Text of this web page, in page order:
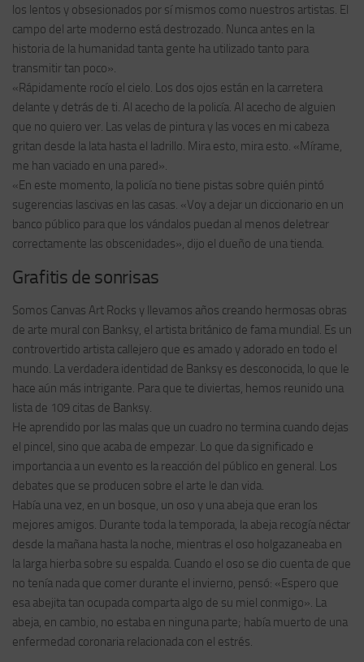
los lentos y obsesionados por sí mismos como nuestros artistas. El
campo del arte moderno está destrozado. Nunca antes en la
historia de la humanidad tanta gente ha utilizado tanto para
transmitir tan poco».
«Rápidamente rocío el cielo. Los dos ojos están en la carretera
delante y detrás de ti. Al acecho de la policía. Al acecho de alguien
que no quiero ver. Las velas de pintura y las voces en mi cabeza
gritan desde la lata hasta el ladrillo. Mira esto, mira esto. «Mírame,
me han vaciado en una pared».
«En este momento, la policía no tiene pistas sobre quién pintó
sugerencias lascivas en las casas. «Voy a dejar un diccionario en un
banco público para que los vándalos puedan al menos deletrear
correctamente las obscenidades», dijo el dueño de una tienda.
Grafitis de sonrisas
Somos Canvas Art Rocks y llevamos años creando hermosas obras
de arte mural con Banksy, el artista británico de fama mundial. Es un
controvertido artista callejero que es amado y adorado en todo el
mundo. La verdadera identidad de Banksy es desconocida, lo que le
hace aún más intrigante. Para que te diviertas, hemos reunido una
lista de 109 citas de Banksy.
He aprendido por las malas que un cuadro no termina cuando dejas
el pincel, sino que acaba de empezar. Lo que da significado e
importancia a un evento es la reacción del público en general. Los
debates que se producen sobre el arte le dan vida.
Había una vez, en un bosque, un oso y una abeja que eran los
mejores amigos. Durante toda la temporada, la abeja recogía néctar
desde la mañana hasta la noche, mientras el oso holgazaneaba en
la larga hierba sobre su espalda. Cuando el oso se dio cuenta de que
no tenía nada que comer durante el invierno, pensó: «Espero que
esa abejita tan ocupada comparta algo de su miel conmigo». La
abeja, en cambio, no estaba en ninguna parte; había muerto de una
enfermedad coronaria relacionada con el estrés.